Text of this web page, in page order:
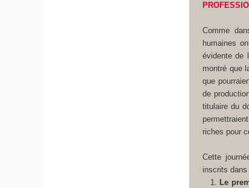
Comme
humaines
évidente de
montré que
que
de
titulaire du
riches pour
Cette
inscrits dans
Le